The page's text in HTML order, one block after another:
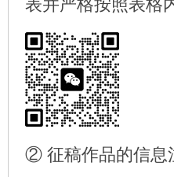
表并严格按照表格
② 征稿作品的信息